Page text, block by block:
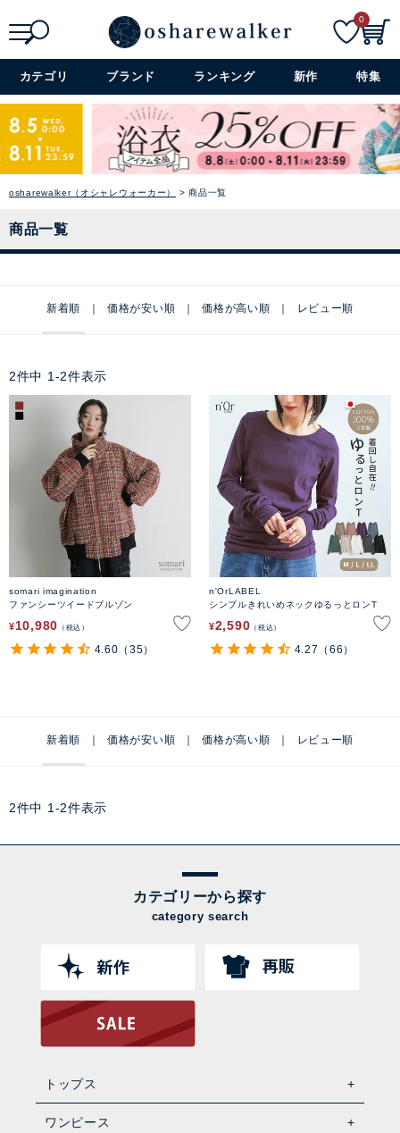
詳細検索+
0
カテゴリ ブランド ランキング 新作 特集
osharewalker（オシャレウォーカー） 商品一覧
商品一覧
新着順 価格が安い順 価格が高い順 レビュー順
2件中 1 -2件表示
somari imagination
ファンシーツイードブルゾン
¥10,980 税込
4.60 （35）
n'OrLABEL
シンプルきれいめネックゆるっとロンT
¥2,590 税込
4.27 （66）
新着順 価格が安い順 価格が高い順 レビュー順
2件中 1 -2件表示
カテゴリーから探す
category search
トップス
ワンピース